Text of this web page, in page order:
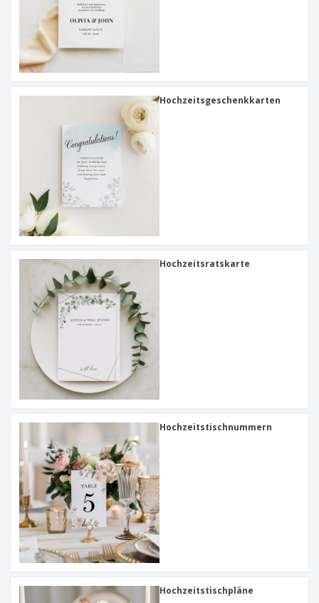
Hochzeitsgeschenkkarten
Hochzeitsratskarte
Hochzeitstischnummern
Hochzeitstischpläne